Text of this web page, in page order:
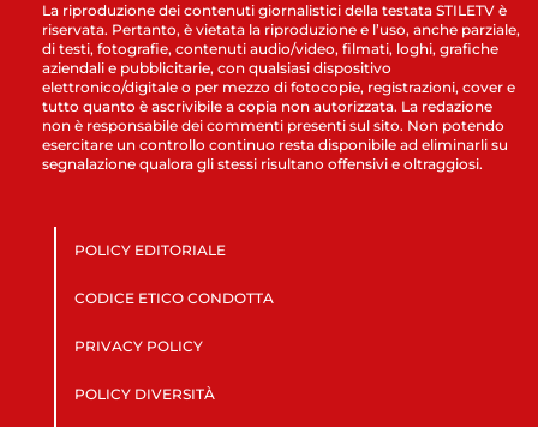
La riproduzione dei contenuti giornalistici della testata STILETV è
riservata. Pertanto, è vietata la riproduzione e l’uso, anche parziale,
di testi, fotografie, contenuti audio/video, filmati, loghi, grafiche
aziendali e pubblicitarie, con qualsiasi dispositivo
elettronico/digitale o per mezzo di fotocopie, registrazioni, cover e
tutto quanto è ascrivibile a copia non autorizzata. La redazione
non è responsabile dei commenti presenti sul sito. Non potendo
esercitare un controllo continuo resta disponibile ad eliminarli su
segnalazione qualora gli stessi risultano offensivi e oltraggiosi.
POLICY EDITORIALE
CODICE ETICO CONDOTTA
PRIVACY POLICY
POLICY DIVERSITÀ